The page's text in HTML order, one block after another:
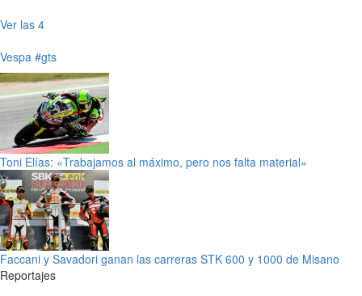
Ver las 4
Vespa #gts
Toni Elías: «Trabajamos al máximo, pero nos falta material»
Faccani y Savadori ganan las carreras STK 600 y 1000 de Misano
Reportajes